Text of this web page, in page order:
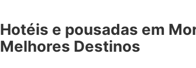
Hotéis e pousadas em
Melhores Destinos